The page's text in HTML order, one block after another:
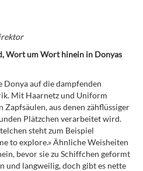
Wort um Wort hinein in Donyas
auf die dampfenden
Mit Haarnetz und Uniform
aus denen zähflüssiger
Plätzchen verarbeitet wird.
steht zum Beispiel
to explore.» Ähnliche Weisheiten
bevor sie zu Schiffchen geformt
und langweilig, doch gibt es nette